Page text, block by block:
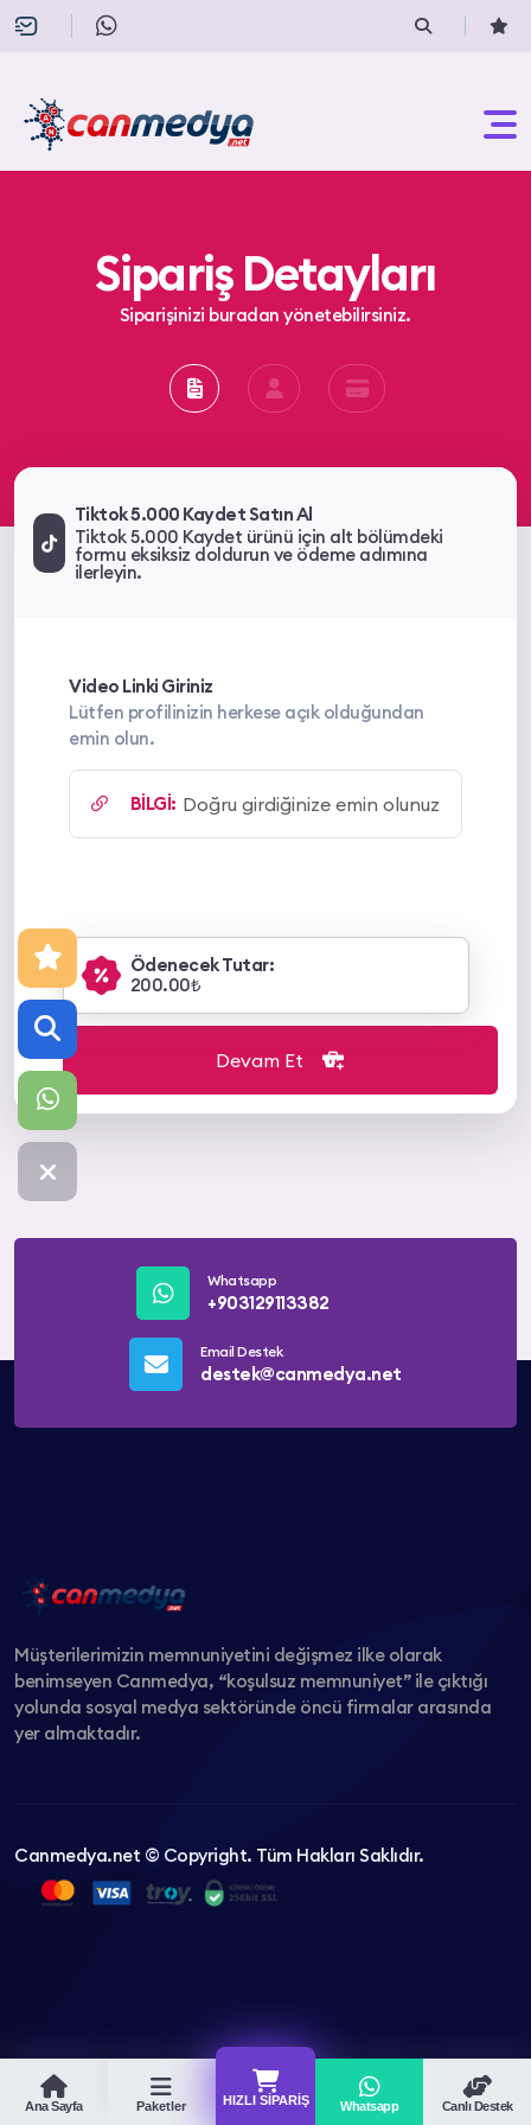
Sipariş Detayları
Siparişinizi buradan yönetebilirsiniz.
Tiktok 5.000 Kaydet Satın Al
Tiktok 5.000 Kaydet ürünü için alt bölümdeki
formu eksiksiz doldurun ve ödeme adımına
ilerleyin.
Video Linki Giriniz
Lütfen profilinizin herkese açık olduğundan
emin olun.
BİLGİ:
Ödenecek Tutar:
200.00₺
Devam Et
Whatsapp
+903129113382
Email Destek
destek@canmedya.net
Ana Sayfa Paketler HIZLI SIPARIŞ Whatsapp Canlı Destek
Müşterilerimizin memnuniyetini değişmez ilke olarak
benimseyen Canmedya, “koşulsuz memnuniyet” ile çıktığı
yolunda sosyal medya sektöründe öncü firmalar arasında
yer almaktadır.
Canmedya.net © Copyright. Tüm Hakları Saklıdır.